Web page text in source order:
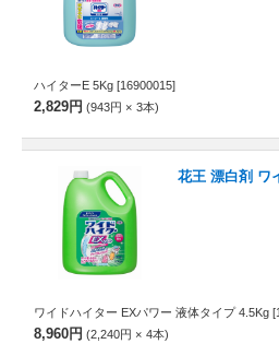
ハイターE 5Kg [16900015]
2,829円 943円 3本
花王 漂白剤 ワ
ワイドハイター EXパワー 液体タイプ 4.5Kg
8,960円 2,240円 4本